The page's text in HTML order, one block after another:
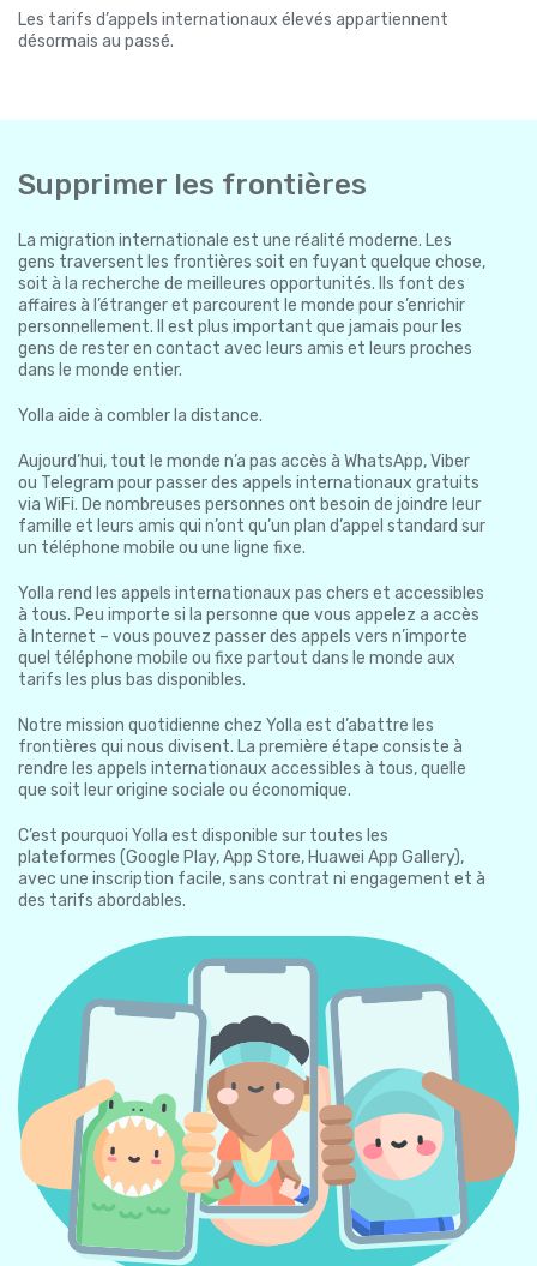
Les tarifs d’appels internationaux élevés appartiennent
désormais au passé.
Supprimer les frontières
La migration internationale est une réalité moderne. Les
gens traversent les frontières soit en fuyant quelque chose,
soit à la recherche de meilleures opportunités. Ils font des
affaires à l’étranger et parcourent le monde pour s’enrichir
personnellement. Il est plus important que jamais pour les
gens de rester en contact avec leurs amis et leurs proches
dans le monde entier.
Yolla aide à combler la distance.
Aujourd’hui, tout le monde n’a pas accès à WhatsApp, Viber
ou Telegram pour passer des appels internationaux gratuits
via WiFi. De nombreuses personnes ont besoin de joindre leur
famille et leurs amis qui n’ont qu’un plan d’appel standard sur
un téléphone mobile ou une ligne fixe.
Yolla rend les appels internationaux pas chers et accessibles
à tous. Peu importe si la personne que vous appelez a accès
à Internet – vous pouvez passer des appels vers n’importe
quel téléphone mobile ou fixe partout dans le monde aux
tarifs les plus bas disponibles.
Notre mission quotidienne chez Yolla est d’abattre les
frontières qui nous divisent. La première étape consiste à
rendre les appels internationaux accessibles à tous, quelle
que soit leur origine sociale ou économique.
C’est pourquoi Yolla est disponible sur toutes les
plateformes (Google Play, App Store, Huawei App Gallery),
avec une inscription facile, sans contrat ni engagement et à
des tarifs abordables.